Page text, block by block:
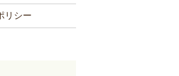
リシー